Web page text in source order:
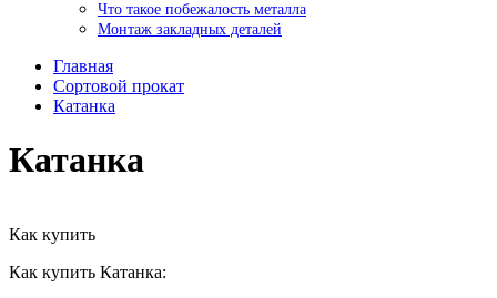
Что такое побежалость металла
Монтаж закладных деталей
Главная
Сортовой прокат
Катанка
Катанка
Как купить
Как купить Катанка: